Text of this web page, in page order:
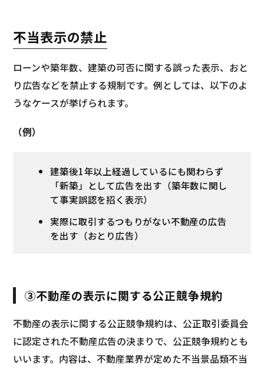
不当表示の禁止
ローンや築年数、建築の可否に関する誤った表示、おと
り広告などを禁止する規制です。例としては、以下のよ
うなケースが挙げられます。
（例）
建築後1年以上経過しているにも関わらず
「新築」として広告を出す（築年数に関し
て事実誤認を招く表示）
実際に取引するつもりがない不動産の広告
を出す（おとり広告）
③不動産の表示に関する公正競争規約
不動産の表示に関する公正競争規約は、公正取引委員会
に認定された不動産広告の決まりで、公正競争規約とも
いいます。内容は、不動産業界が定めた不当景品類不当